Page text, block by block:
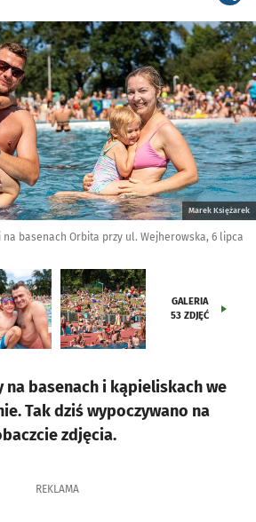
Marek Księżarek
na basenach Orbita przy ul. Wejherowska, 6 lipca
GALERIA
53 ZDJĘĆ
na basenach i kąpieliskach we
Tak dziś wypoczywano na
zdjęcia.
REKLAMA